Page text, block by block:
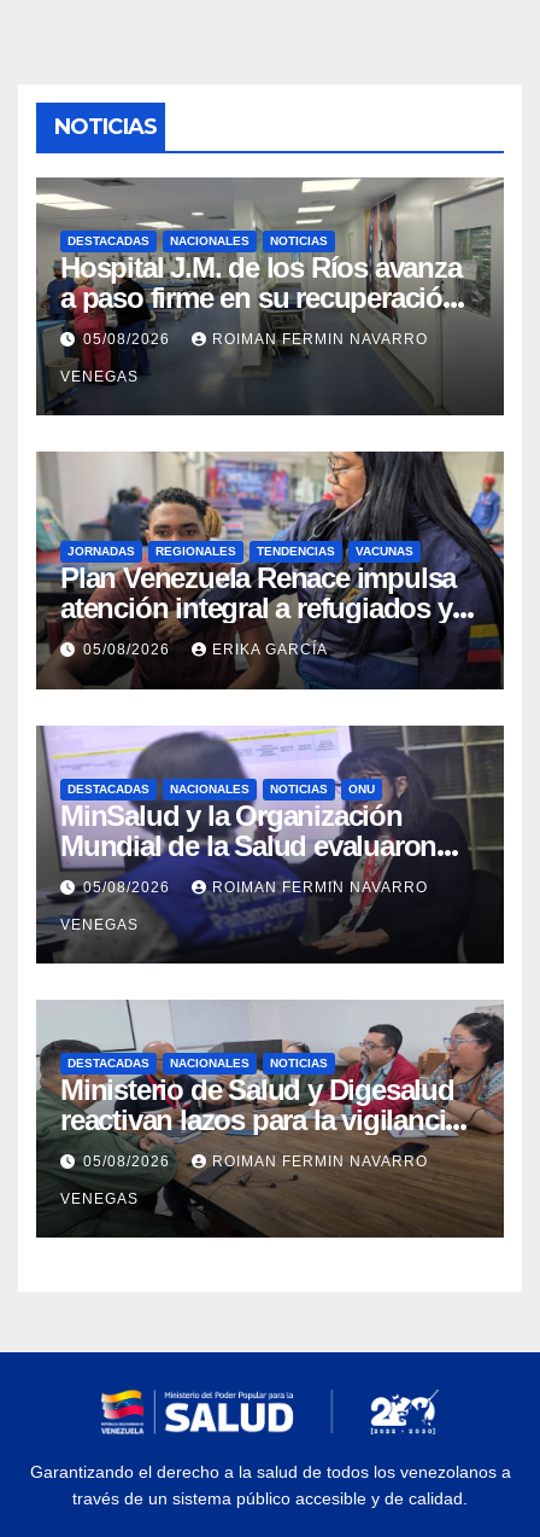
NOTICIAS
DESTACADAS NACIONALES NOTICIAS
Hospital J.M. de los Ríos avanza
a paso firme en su recuperación
tras los recientes eventos
sísmicos
05/08/2026 ROIMAN FERMIN NAVARRO
VENEGAS
JORNADAS REGIONALES TENDENCIAS VACUNAS
​Plan Venezuela Renace impulsa
atención integral a refugiados y
evaluación de vacunación en
Aragua
05/08/2026 ERIKA GARCÍA
DESTACADAS NACIONALES NOTICIAS ONU
MinSalud y la Organización
Mundial de la Salud evaluaron
propuesta técnica integral en
materia de agua saneamiento e
higiene ante contingencia
sísmica
05/08/2026 ROIMAN FERMIN NAVARRO
VENEGAS
DESTACADAS NACIONALES NOTICIAS
Ministerio de Salud y Digesalud
reactivan lazos para la vigilancia
epidemiológica y el control de
enfermedades
05/08/2026 ROIMAN FERMIN NAVARRO
VENEGAS
Garantizando el derecho a la salud de todos los venezolanos a
través de un sistema público accesible y de calidad.